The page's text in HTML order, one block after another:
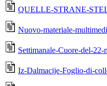
QUELLE-STRANE-
Nuovo-materiale-
Settimanale-Cuore-del-
Iz-Dalmacije-Foglio-di-